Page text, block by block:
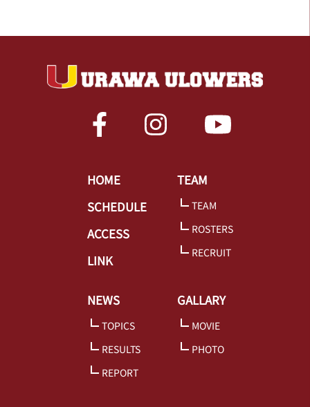
HOME
SCHEDULE
ACCESS
LINK
TEAM
TEAM
ROSTERS
RECRUIT
NEWS
TOPICS
RESULTS
REPORT
GALLARY
MOVIE
PHOTO